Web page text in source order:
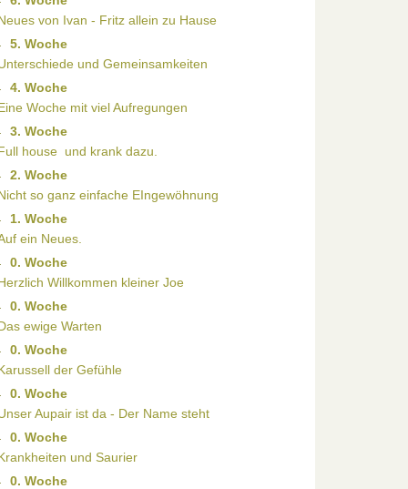
von Ivan - Fritz allein zu Hause
5. Woche
und Gemeinsamkeiten
4. Woche
Woche mit viel Aufregungen
3. Woche
house  und krank dazu.
2. Woche
so ganz einfache EIngewöhnung
1. Woche
ein Neues.
0. Woche
Willkommen kleiner Joe
0. Woche
ewige Warten
0. Woche
der Gefühle
0. Woche
Aupair ist da - Der Name steht
0. Woche
und Saurier
0. Woche